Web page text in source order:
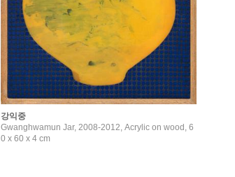
강익중
Gwanghwamun Jar, 2008-2012, Acrylic on wood, 6
0 x 60 x 4 cm